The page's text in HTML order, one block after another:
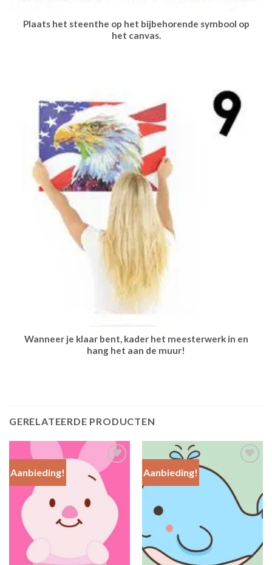
Plaats het steenthe op het bijbehorende symbool op
het canvas.
Wanneer je klaar bent, kader het meesterwerk in en
hang het aan de muur!
GERELATEERDE PRODUCTEN
Aanbieding!
Add to
Wishlist
Aanbieding!
Add to
Wishlist